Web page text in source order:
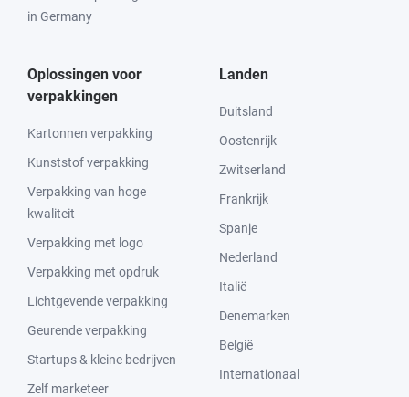
in Germany
Oplossingen voor
verpakkingen
Kartonnen verpakking
Kunststof verpakking
Verpakking van hoge
kwaliteit
Verpakking met logo
Verpakking met opdruk
Lichtgevende verpakking
Geurende verpakking
Startups & kleine bedrijven
Zelf marketeer
Landen
Duitsland
Oostenrijk
Zwitserland
Frankrijk
Spanje
Nederland
Italië
Denemarken
België
Internationaal